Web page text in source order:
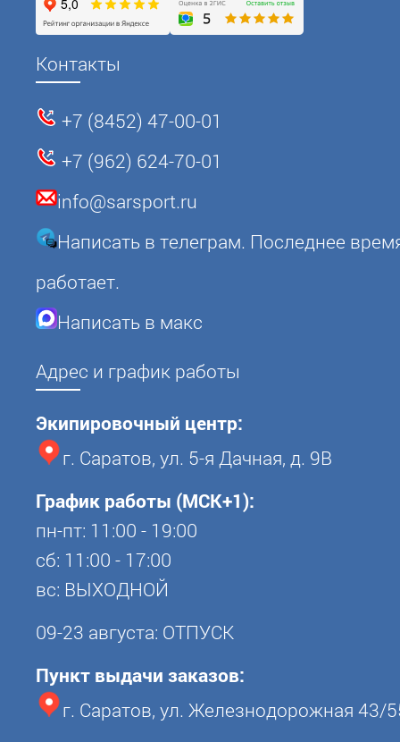
Контакты
+7 (8452) 47-00-01
+7 (962) 624-70-01
info@sarsport.ru
Написать в телеграм. Последнее
работает.
Написать в макс
Адрес и график работы
Экипировочный центр:
г. Саратов, ул. 5-я Дачная, д. 9В
График работы (МСК+1):
пн-пт: 11:00 - 19:00
сб: 11:00 - 17:00
вс: ВЫХОДНОЙ
09-23 августа: ОТПУСК
Пункт выдачи заказов:
г. Саратов, ул. Железнодорожная 43/